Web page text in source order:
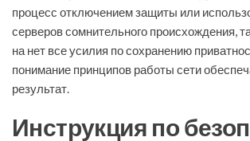
процесс отключением защиты или
серверов сомнительного происхождения,
на нет все усилия по сохранению
понимание принципов работы сети
результат.
Инструкция по